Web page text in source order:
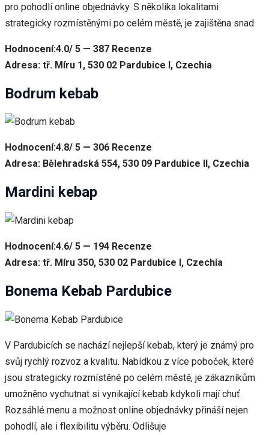
pro pohodlí online objednávky. S několika lokalitami
strategicky rozmístěnými po celém městě, je zajištěna snad
Hodnocení:4.0/ 5 — 387 Recenze
Adresa: tř. Míru 1, 530 02 Pardubice I, Czechia
Bodrum kebab
Hodnocení:4.8/ 5 — 306 Recenze
Adresa: Bělehradská 554, 530 09 Pardubice II, Czechia
Mardini kebap
Hodnocení:4.6/ 5 — 194 Recenze
Adresa: tř. Míru 350, 530 02 Pardubice I, Czechia
Bonema Kebab Pardubice
V Pardubicích se nachází nejlepší kebab, který je známý pro
svůj rychlý rozvoz a kvalitu. Nabídkou z více poboček, které
jsou strategicky rozmístěné po celém městě, je zákazníkům
umožněno vychutnat si vynikající kebab kdykoli mají chuť.
Rozsáhlé menu a možnost online objednávky přináší nejen
pohodlí, ale i flexibilitu výběru. Odlišuje